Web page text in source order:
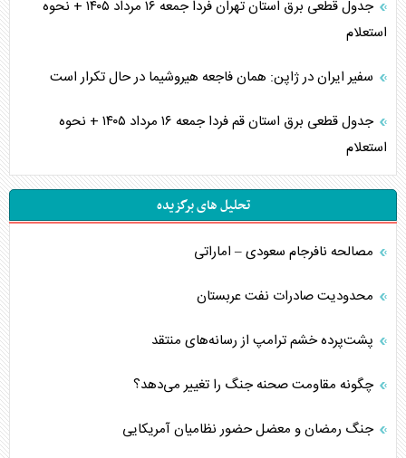
جدول قطعی برق استان تهران فردا جمعه ۱۶ مرداد ۱۴۰۵ + نحوه
استعلام
سفیر ایران در ژاپن: همان فاجعه هیروشیما در حال تکرار است
جدول قطعی برق استان قم فردا جمعه ۱۶ مرداد ۱۴۰۵ + نحوه
استعلام
تحلیل های برگزیده
مصالحه نافرجام سعودی – اماراتی
محدودیت صادرات نفت عربستان
پشت‌پرده خشم ترامپ از رسانه‌های منتقد
چگونه مقاومت صحنه جنگ را تغییر می‌دهد؟
جنگ رمضان و معضل حضور نظامیان آمریکایی